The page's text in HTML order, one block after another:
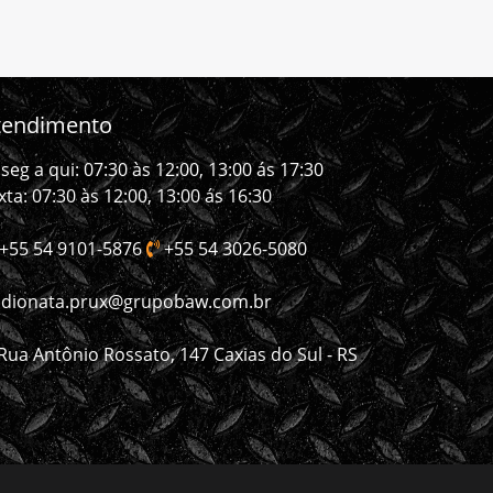
seg a qui: 07:30 às 12:00, 13:00 ás 17:30
07:30 às 12:00, 13:00 ás 16:30
54 9101-5876 +55 54 3026-5080
dionata.prux@grupobaw.com.br
Antônio Rossato, 147 Caxias do Sul - RS